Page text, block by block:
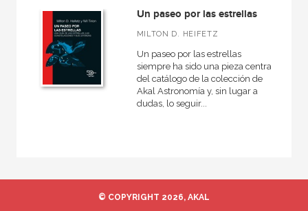
Arte y estética
Astronomía
Básica de Bolsillo  Serie Ciencia
Un paseo por las estrellas
MILTON D. HEIFETZ
Un paseo por las estrellas
siempre ha sido una pieza central
del catálogo de la colección de
Akal Astronomía y, sin lugar a
dudas, lo seguir...
© COPYRIGHT 2026, AKAL